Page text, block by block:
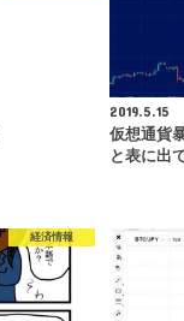
2019.5.15
仮想通貨
と表に出
経済情報